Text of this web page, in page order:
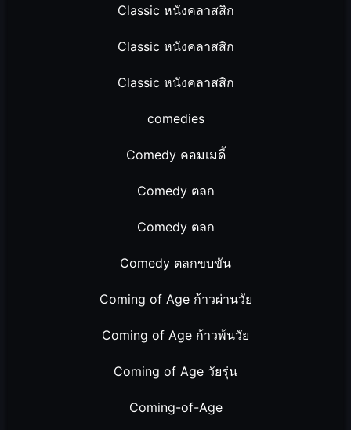
Classic หนังคลาสสิก
Classic หนังคลาสสิก
Classic หนังคลาสสิก
comedies
Comedy คอมเมดี้
Comedy ตลก
Comedy ตลก
Comedy ตลกขบขัน
Coming of Age ก้าวผ่านวัย
Coming of Age ก้าวพ้นวัย
Coming of Age วัยรุ่น
Coming-of-Age